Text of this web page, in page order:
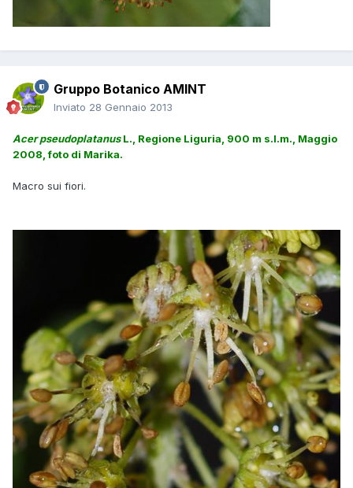
Gruppo Botanico AMINT
Inviato 28 Gennaio 2013
Acer pseudoplatanusL., Regione Liguria, 900 m s.l.m., Maggio
2008, foto di Marika.
Macro sui fiori.